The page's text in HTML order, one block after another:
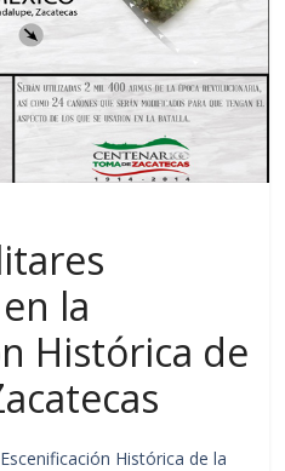
la
Histórica de
Histórica de la